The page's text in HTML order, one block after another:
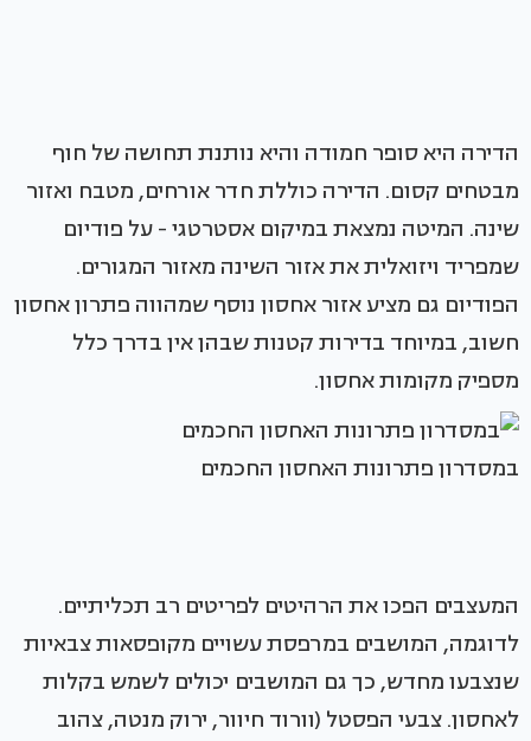
הדירה היא סופר חמודה והיא נותנת תחושה של חוף
מבטחים קסום. הדירה כוללת חדר אורחים, מטבח ואזור
שינה. המיטה נמצאת במיקום אסטרטגי - על פודיום
שמפריד ויזואלית את אזור השינה מאזור המגורים.
הפודיום גם מציע אזור אחסון נוסף שמהווה פתרון אחסון
חשוב, במיוחד בדירות קטנות שבהן אין בדרך כלל
מספיק מקומות אחסון.
במסדרון פתרונות האחסון החכמים
המעצבים הפכו את הרהיטים לפריטים רב תכליתיים.
לדוגמה, המושבים במרפסת עשויים מקופסאות צבאיות
שנצבעו מחדש, כך גם המושבים יכולים לשמש בקלות
לאחסון. צבעי הפסטל (וורוד חיוור, ירוק מנטה, צהוב